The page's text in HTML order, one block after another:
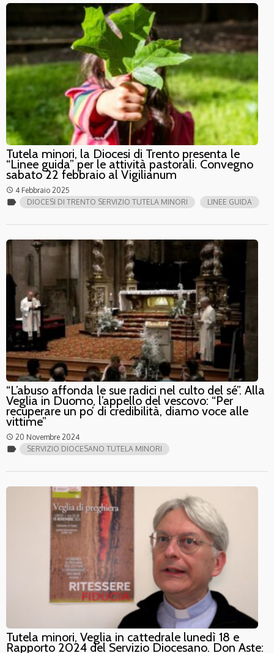
Tutela minori, la Diocesi di Trento presenta le
“Linee guida” per le attività pastorali. Convegno
sabato 22 febbraio al Vigilianum
access_time 4 Febbraio 2025
label DIOCESI DI TRENTO SERVIZIO TUTELA MINORI LINEE GUIDA
“L’abuso affonda le sue radici nel culto del sé”. Alla
Veglia in Duomo, l’appello del vescovo: “Per
recuperare un po’ di credibilità, diamo voce alle
vittime”
access_time 20 Novembre 2024
label SERVIZIO DIOCESANO TUTELA MINORI
Tutela minori, Veglia in cattedrale lunedì 18 e
Rapporto 2024 del Servizio Diocesano. Don Aste: